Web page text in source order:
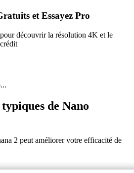
et Essayez Pro
découvrir la résolution 4K et le
de Nano
2 peut améliorer votre efficacité de